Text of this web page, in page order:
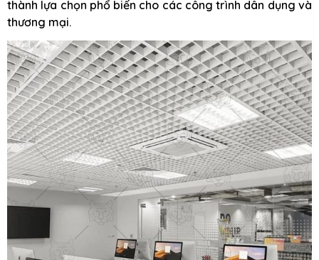
thành lựa chọn phổ biến cho các công trình dân dụng và
thương mại.